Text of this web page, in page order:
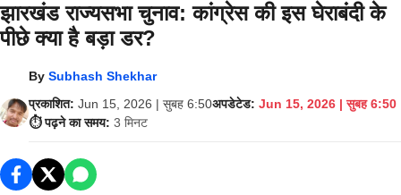
झारखंड राज्यसभा चुनाव: कांग्रेस की इस घेराबंदी के
पीछे क्या है बड़ा डर?
BySubhash Shekhar
प्रकाशित: Jun 15, 2026 | सुबह 6:50अपडेटेड: Jun 15, 2026 | सुबह 6:50
⏱️ पढ़ने का समय: 3 मिनट